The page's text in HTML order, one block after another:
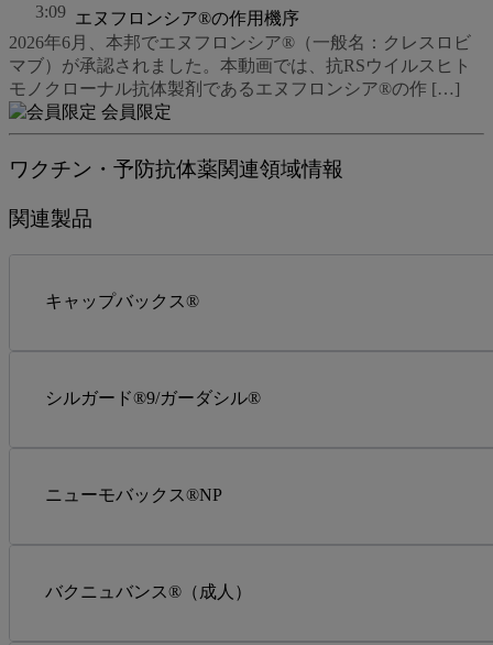
3:09 エヌフロンシア®の作用機序
2026年6月、本邦でエヌフロンシア®（一般名：クレスロビ
マブ）が承認されました。本動画では、抗RSウイルスヒト
モノクローナル抗体製剤であるエヌフロンシア®の作 […]
会員限定
ワクチン・予防抗体薬関連領域情報
関連製品
キャップバックス®
シルガード®9/ガーダシル®
ニューモバックス®NP
バクニュバンス®（成人）